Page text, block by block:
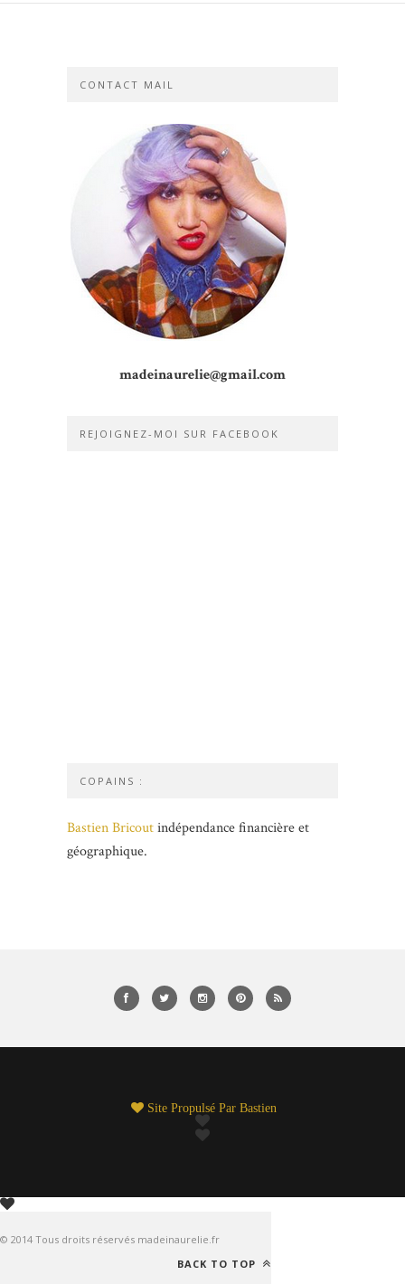
CONTACT MAIL
madeinaurelie@gmail.com
REJOIGNEZ-MOI SUR FACEBOOK
COPAINS :
Bastien Bricoutindépendance financière et
géographique.
Site Propulsé Par Bastien
© 2014 Tous droits réservés madeinaurelie.fr
BACK TO TOP